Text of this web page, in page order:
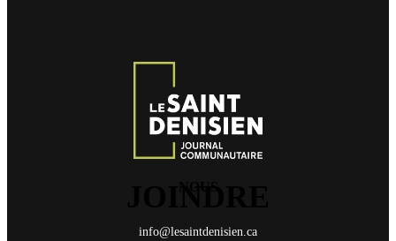
info@lesaintdenisien.ca